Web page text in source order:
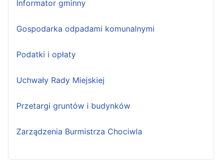
Informator gminny
Gospodarka odpadami komunalnymi
Podatki i opłaty
Uchwały Rady Miejskiej
Przetargi gruntów i budynków
Zarządzenia Burmistrza Chociwla